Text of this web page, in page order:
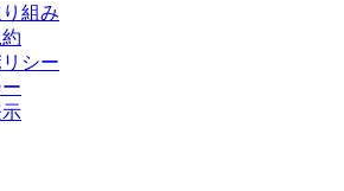
組み
シー